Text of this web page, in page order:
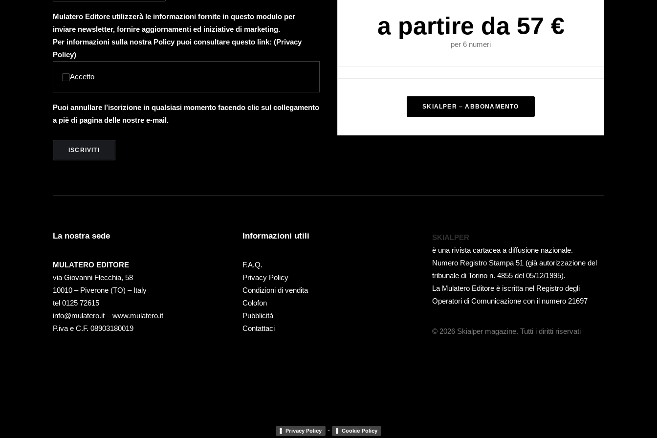
Mulatero Editore utilizzerà le informazioni fornite in questo modulo per
inviare newsletter, fornire aggiornamenti ed iniziative di marketing.
Per informazioni sulla nostra Policy puoi consultare questo link: (Privacy
Policy)
Accetto
Puoi annullare l’iscrizione in qualsiasi momento facendo clic sul collegamento
a piè di pagina delle nostre e-mail.
a partire da 57 €
per 6 numeri
SKIALPER – ABBONAMENTO
La nostra sede
MULATERO EDITORE
via Giovanni Flecchia, 58
10010 – Piverone (TO) – Italy
tel ‭0125 72615‬
info@mulatero.it –www.mulatero.it
P.iva e C.F. 08903180019
Informazioni utili
F.A.Q.
Privacy Policy
Condizioni di vendita
Colofon
Pubblicità
Contattaci
SKIALPER
è una rivista cartacea a diffusione nazionale.
Numero Registro Stampa 51 (già autorizzazione del
tribunale di Torino n. 4855 del 05/12/1995).
La Mulatero Editore è iscritta nel Registro degli
Operatori di Comunicazione con il numero 21697
© 2026 Skialper magazine. Tutti i diritti riservati
Privacy Policy - Cookie Policy